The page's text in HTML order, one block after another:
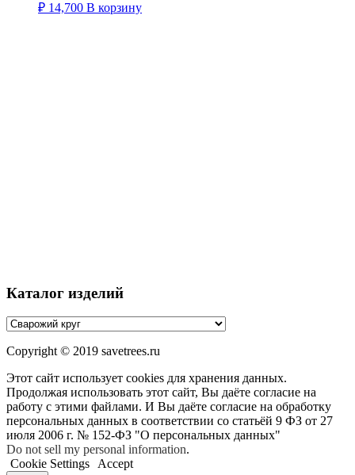
₽ 14,700 В корзину
Каталог изделий
Copyright © 2019 savetrees.ru
Этот сайт использует cookies для хранения данных.
Продолжая использовать этот сайт, Вы даёте согласие на
работу с этими файлами. И Вы даёте согласие на обработку
персональных данных в соответствии со статьёй 9 ФЗ от 27
июля 2006 г. № 152-ФЗ "О персональных данных"
Do not sell my personal information.
Cookie Settings Accept